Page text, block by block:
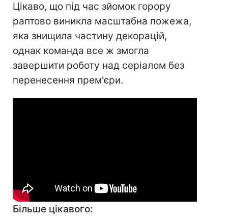
Цікаво, що під час зйомок горору
раптово виникла масштабна пожежа,
яка знищила частину декорацій,
однак команда все ж змогла
завершити роботу над серіалом без
перенесення прем'єри.
Більше цікавого: